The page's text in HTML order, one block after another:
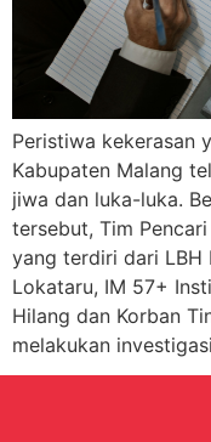
Peristiwa kekerasan
Kabupaten Malang
jiwa dan luka-luka.
tersebut, Tim
yang terdiri dari LBH
Lokataru, IM 57+
Hilang dan Korban
melakukan